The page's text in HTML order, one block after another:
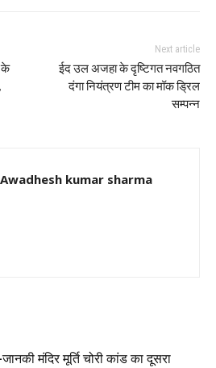
के
Next article
ईद उल अजहा के दृष्टिगत नवगठित
दंगा नियंत्रण टीम का मॉक ड्रिल
सम्पन्न
Awadhesh kumar sharma
जानकी मंदिर मूर्ति चोरी कांड का दूसरा